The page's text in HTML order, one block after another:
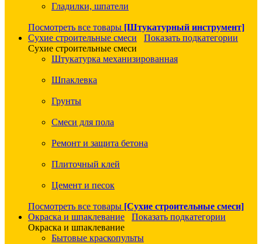
Гладилки, шпатели
Посмотреть все товары [Штукатурный инструмент]
Сухие строительные смеси
Показать подкатегории
Сухие строительные смеси
Штукатурка механизированная
Шпаклевка
Грунты
Смеси для пола
Ремонт и защита бетона
Плиточный клей
Цемент и песок
Посмотреть все товары [Сухие строительные смеси]
Окраска и шпаклевание
Показать подкатегории
Окраска и шпаклевание
Бытовые краскопульты